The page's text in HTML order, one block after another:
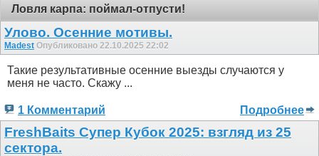
Ловля карпа: поймал-отпусти!
Улово. Осенние мотивы.
Madest Опубликовано 22.10.2025 22:02
Такие результативные осенние выезды случаются у
меня не часто. Скажу ...
1 Комментарий Подробнее
FreshBaits Супер Кубок 2025: взгляд из 25
сектора.